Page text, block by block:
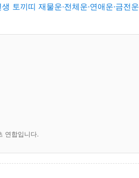
토끼띠 재물운·전체운·연애운·금
연합입니다.